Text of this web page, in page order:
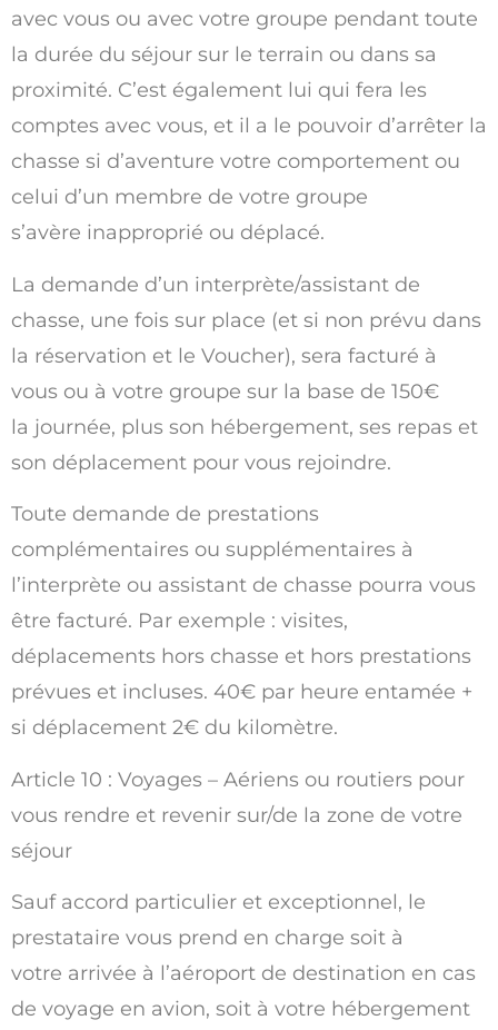
avec vous ou avec votre groupe pendant toute
la durée du séjour sur le terrain ou dans sa
proximité. C’est également lui qui fera les
comptes avec vous, et il a le pouvoir d’arrêter la
chasse si d’aventure votre comportement ou
celui d’un membre de votre groupe
s’avère inapproprié ou déplacé.
La demande d’un interprète/assistant de
chasse, une fois sur place (et si non prévu dans
la réservation et le Voucher), sera facturé à
vous ou à votre groupe sur la base de 150€
la journée, plus son hébergement, ses repas et
son déplacement pour vous rejoindre.
Toute demande de prestations
complémentaires ou supplémentaires à
l’interprète ou assistant de chasse pourra vous
être facturé. Par exemple : visites,
déplacements hors chasse et hors prestations
prévues et incluses. 40€ par heure entamée +
si déplacement 2€ du kilomètre.
Article 10 : Voyages – Aériens ou routiers pour
vous rendre et revenir sur/de la zone de votre
séjour
Sauf accord particulier et exceptionnel, le
prestataire vous prend en charge soit à
votre arrivée à l’aéroport de destination en cas
de voyage en avion, soit à votre hébergement